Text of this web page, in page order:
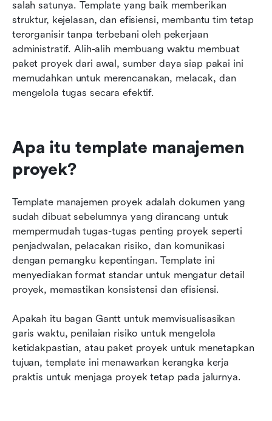
salah satunya. Template yang baik memberikan
struktur, kejelasan, dan efisiensi, membantu tim tetap
terorganisir tanpa terbebani oleh pekerjaan
administratif. Alih-alih membuang waktu membuat
paket proyek dari awal, sumber daya siap pakai ini
memudahkan untuk merencanakan, melacak, dan
mengelola tugas secara efektif.
Apa itu template manajemen
proyek?
Template manajemen proyek adalah dokumen yang
sudah dibuat sebelumnya yang dirancang untuk
mempermudah tugas-tugas penting proyek seperti
penjadwalan, pelacakan risiko, dan komunikasi
dengan pemangku kepentingan. Template ini
menyediakan format standar untuk mengatur detail
proyek, memastikan konsistensi dan efisiensi.
Apakah itu bagan Gantt untuk memvisualisasikan
garis waktu, penilaian risiko untuk mengelola
ketidakpastian, atau paket proyek untuk menetapkan
tujuan, template ini menawarkan kerangka kerja
praktis untuk menjaga proyek tetap pada jalurnya.
Google Sheets: Format laporan proyek
Google Sheets: Dasbor proyek
Temui Lark: Mitra baru Anda dalam manajemen
proyek